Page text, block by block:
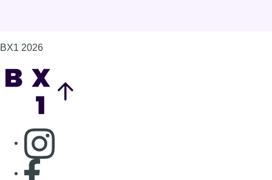
BX1 2026
Consulter page Instagram
Consulter page Facebook